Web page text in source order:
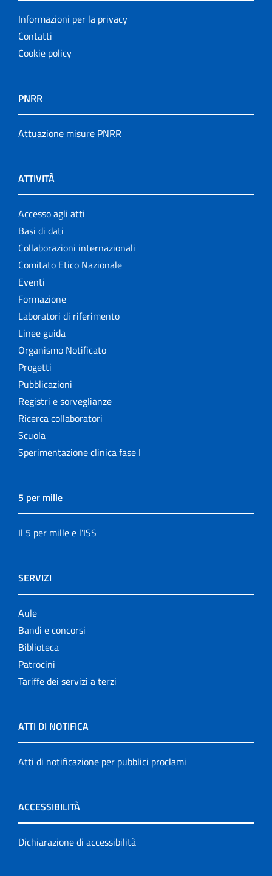
Informazioni per la privacy
Contatti
Cookie policy
PNRR
Attuazione misure PNRR
ATTIVITÀ
Accesso agli atti
Basi di dati
Collaborazioni internazionali
Comitato Etico Nazionale
Eventi
Formazione
Laboratori di riferimento
Linee guida
Organismo Notificato
Progetti
Pubblicazioni
Registri e sorveglianze
Ricerca collaboratori
Scuola
Sperimentazione clinica fase I
5 per mille
Il 5 per mille e l'ISS
SERVIZI
Aule
Bandi e concorsi
Biblioteca
Patrocini
Tariffe dei servizi a terzi
ATTI DI NOTIFICA
Atti di notificazione per pubblici proclami
ACCESSIBILITÀ
Dichiarazione di accessibilità